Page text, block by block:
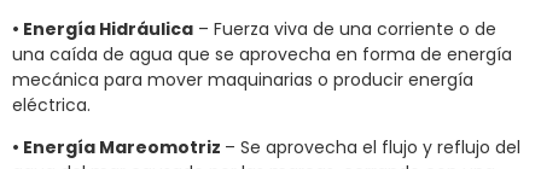
• Energía Hidráulica – Fuerza viva de una corriente o de
una caída de agua que se aprovecha en forma de energía
mecánica para mover maquinarias o producir energía
eléctrica.
• Energía Mareomotriz – Se aprovecha el flujo y reflujo del